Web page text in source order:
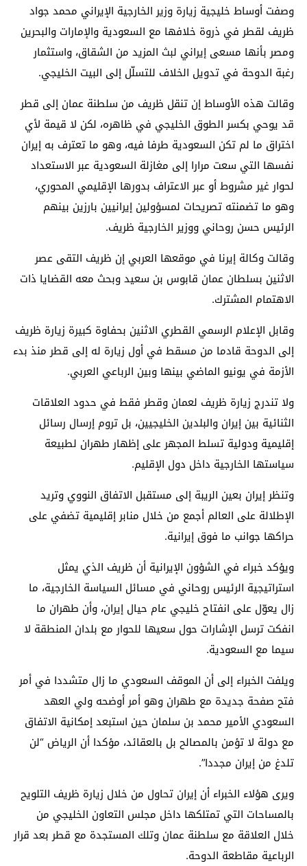
وصفت أوساط خليجية زيارة وزير الخارجية الإيراني محمد جواد
ظريف لقطر في ذروة خلافها مع السعودية والإمارات والبحرين
ومصر بأنها مسعى إيراني لبث المزيد من الشقاق، واستثمار
رغبة الدوحة في تدويل الخلاف للتسلّل إلى البيت الخليجي.
وقالت هذه الأوساط إن تنقل ظريف من سلطنة عمان إلى قطر
قد يوحي بكسر الطوق الخليجي في ظاهره، لكن لا قيمة لأي
اختراق ما لم تكن السعودية طرفا فيه، وهو ما تعترف به إيران
نفسها التي سعت مرارا إلى مغازلة السعودية عبر الاستعداد
لحوار غير مشروط أو عبر الاعتراف بدورها الإقليمي المحوري،
وهو ما تضمنته تصريحات لمسؤولين إيرانيين بارزين بينهم
الرئيس حسن روحاني ووزير الخارجية ظريف.
وقالت وكالة إيرنا في موقعها العربي إن ظريف التقى عصر
الاثنين بسلطان عمان قابوس بن سعيد وبحث معه القضايا ذات
الاهتمام المشترك.
وقابل الإعلام الرسمي القطري الاثنين بحفاوة كبيرة زيارة ظريف
إلى الدوحة قادما من مسقط في أول زيارة له إلى قطر منذ بدء
الأزمة في يونيو الماضي بينها وبين الرباعي العربي.
ولا تندرج زيارة ظريف لعمان وقطر فقط في حدود العلاقات
الثنائية بين إيران والبلدين الخليجيين، بل تروم إرسال رسائل
إقليمية ودولية تسلط المجهر على إظهار طهران لطبيعة
سياستها الخارجية داخل دول الإقليم.
وتنظر إيران بعين الريبة إلى مستقبل الاتفاق النووي وتريد
الإطلالة على العالم أجمع من خلال منابر إقليمية تضفي على
حراكها جوانب ما فوق إيرانية.
ويؤكد خبراء في الشؤون الإيرانية أن ظريف الذي يمثل
استراتيجية الرئيس روحاني في مسائل السياسة الخارجية، ما
زال يعوّل على انفتاح خليجي عام حيال إيران، وأن طهران ما
انفكت ترسل الإشارات حول سعيها للحوار مع بلدان المنطقة لا
سيما مع السعودية.
ويلفت الخبراء إلى أن الموقف السعودي ما زال متشددا في أمر
فتح صفحة جديدة مع طهران وهو أمر أوضحه ولي العهد
السعودي الأمير محمد بن سلمان حين استبعد إمكانية الاتفاق
مع دولة لا تؤمن بالمصالح بل بالعقائد، مؤكدا أن الرياض “لن
تلدغ من إيران مجددا”.
ويرى هؤلاء الخبراء أن إيران تحاول من خلال زيارة ظريف التلويح
بالمساحات التي تمتلكها داخل مجلس التعاون الخليجي من
خلال العلاقة مع سلطنة عمان وتلك المستجدة مع قطر بعد قرار
الرباعية مقاطعة الدوحة.